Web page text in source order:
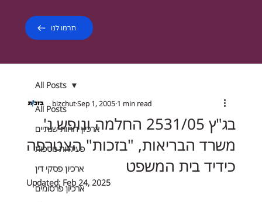
תרמו לנו
All Posts
ארכיון דוחות שנתיים
פעילויות נוספות
ארכיון פסקי דין
ארכיון פרסומים
All Posts
בג"ץ 2531/05 החלמה ונופש נ'
משרד הבריאות, "בזכות" הצטרפה
כידיד בית המשפט
bizchutSep 1, 20051 min read
Updated: Feb 24, 2025